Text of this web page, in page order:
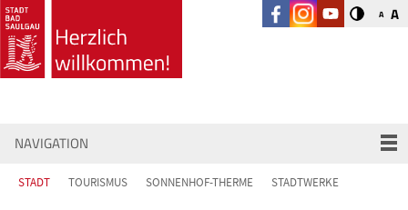
A A
NAVIGATION
STADT TOURISMUS SONNENHOF-THERME STADTWERKE